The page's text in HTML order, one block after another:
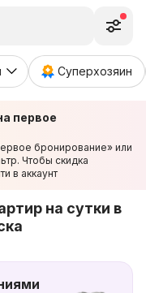
Суперхозяин
первое
бронирование» или
Чтобы скидка
в аккаунт
на сутки в